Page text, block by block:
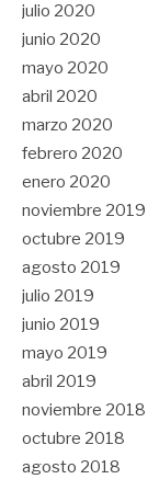
julio 2020
junio 2020
mayo 2020
abril 2020
marzo 2020
febrero 2020
enero 2020
noviembre 2019
octubre 2019
agosto 2019
julio 2019
junio 2019
mayo 2019
abril 2019
noviembre 2018
octubre 2018
agosto 2018